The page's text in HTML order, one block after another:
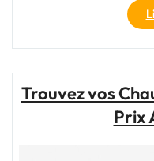
Trouvez vos
Prix